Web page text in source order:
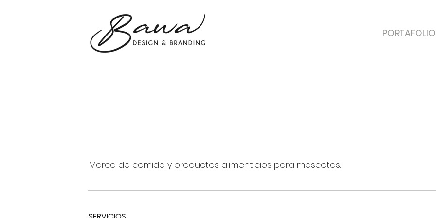
PORTAFOLIO
Marca de comida y productos alimenticios para mascotas.